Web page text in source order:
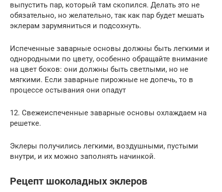
выпустить пар, который там скопился. Делать это не
обязательно, но желательно, так как пар будет мешать
эклерам зарумяниться и подсохнуть.
Испеченные заварные основы должны быть легкими и
однородными по цвету, особенно обращайте внимание
на цвет боков: они должны быть светлыми, но не
мягкими. Если заварные пирожные не допечь, то в
процессе остывания они опадут
12. Свежеиспеченные заварные основы охлаждаем на
решетке.
Эклеры получились легкими, воздушными, пустыми
внутри, и их можно заполнять начинкой.
Рецепт шоколадных эклеров